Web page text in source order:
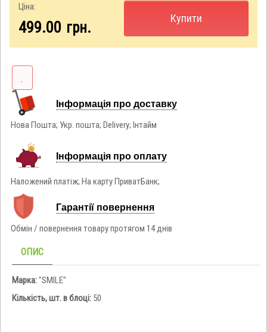
Ціна:
499.00 грн.
Купити
Інформація про доставку
Нова Пошта; Укр. пошта; Delivery; Інтайм
Інформація про оплату
Наложений платіж; На карту ПриватБанк;
Гарантії повернення
Обмін / повернення товару протягом 14 днів
ОПИС
Марка:"SMILE"
Кількість, шт. в блоці: 50